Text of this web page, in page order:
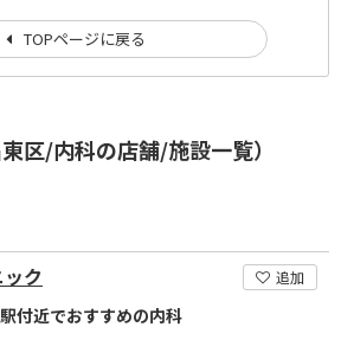
区/内科の店舗/施設一覧）
ク 追加
付近でおすすめの内科
TOPページに戻る